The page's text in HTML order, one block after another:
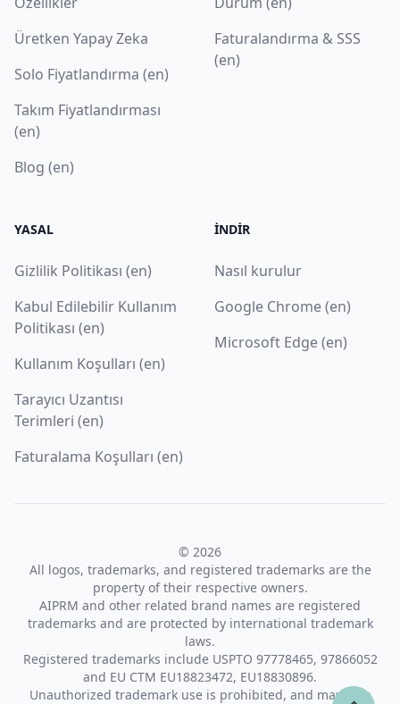
Üretken Yapay Zeka
Solo Fiyatlandırma (en)
Takım Fiyatlandırması
(en)
Blog (en)
Faturalandırma & SSS
(en)
YASAL
Gizlilik Politikası (en)
Kabul Edilebilir Kullanım
Politikası (en)
Kullanım Koşulları (en)
Tarayıcı Uzantısı
Terimleri (en)
Faturalama Koşulları (en)
İNDIR
Nasıl kurulur
Google Chrome (en)
Microsoft Edge (en)
© 2026
All logos, trademarks, and registered trademarks are the
property of their respective owners.
AIPRM and other related brand names are registered
trademarks and are protected by international trademark
laws.
Registered trademarks include USPTO 97778465, 97866052
and EU CTM EU18823472, EU18830896.
Unauthorized trademark use is prohibited, and may be a